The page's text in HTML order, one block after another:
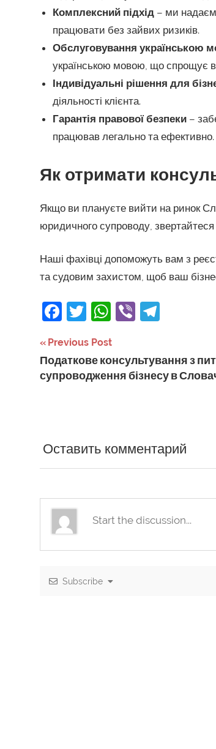
Комплексний підхід– ми
працювати без зайвих ризиків.
Обслуговування українською
українською мовою, що спрощує
Індивідуальні рішення для
діяльності клієнта.
Гарантія правової безпеки–
працював легально та ефективно.
Як отримати
Якщо ви плануєте вийти на ринок
юридичного супроводу,
Наші фахівці допоможуть вам з
та судовим захистом, щоб ваш
Facebook
Twitter
WhatsApp
Viber
Навігація
записів
Previous Post
Податкове консультування з
супроводження бізнесу в
Оставить комментарий
Subscribe